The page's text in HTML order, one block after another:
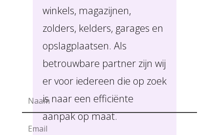
winkels, magazijnen,
zolders, kelders, garages en
opslagplaatsen. Als
betrouwbare partner zijn wij
er voor iedereen die op zoek
is naar een efficiënte
aanpak op maat.